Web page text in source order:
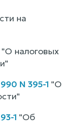
на
"О налоговых
N 395-1 "О
1 "Об